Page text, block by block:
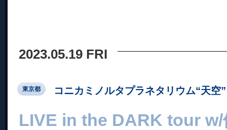
2023.05.19 FRI
東京都 コニカミノルタプラネタリウム“天
LIVE in the DARK tour w/